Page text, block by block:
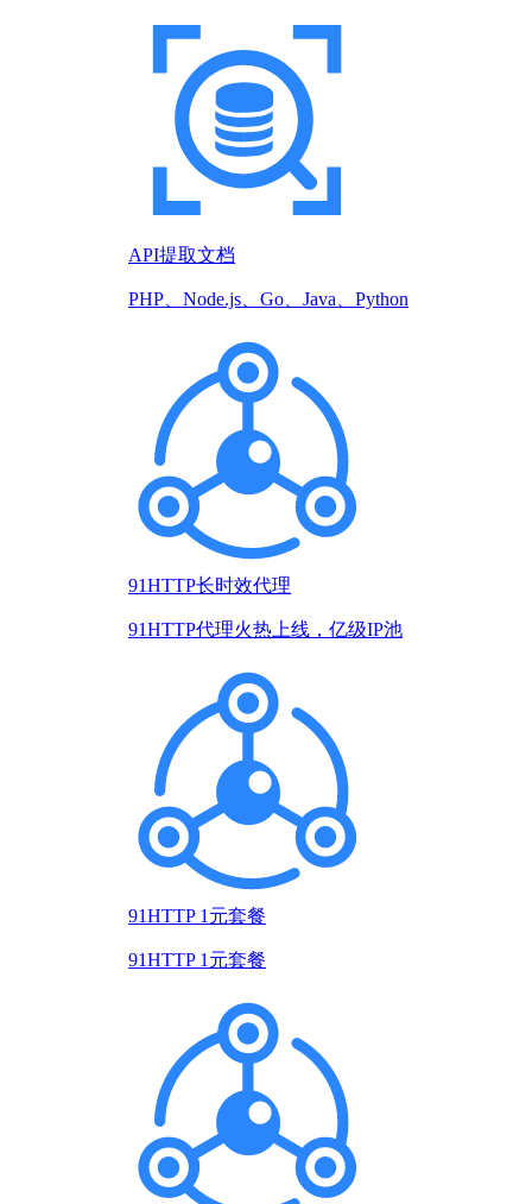
API提取文档
PHP、Node.js、Go、Java、Python
91HTTP长时效代理
91HTTP代理火热上线，亿级IP池
91HTTP 1元套餐
91HTTP 1元套餐